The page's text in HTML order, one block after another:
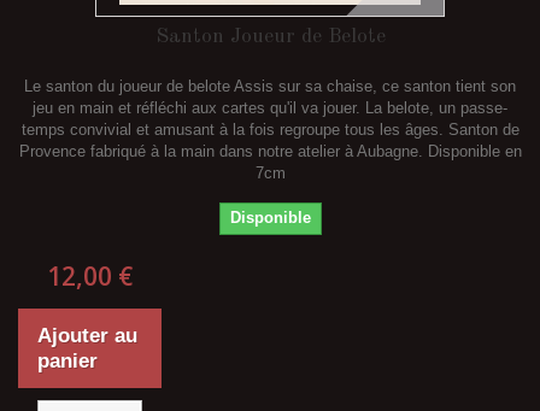
Santon Joueur de Belote
Le santon du joueur de belote Assis sur sa chaise, ce santon tient son
jeu en main et réfléchi aux cartes qu'il va jouer. La belote, un passe-
temps convivial et amusant à la fois regroupe tous les âges. Santon de
Provence fabriqué à la main dans notre atelier à Aubagne. Disponible en
7cm
Disponible
12,00 €
Ajouter au
panier